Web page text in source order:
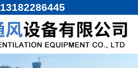
13182286445